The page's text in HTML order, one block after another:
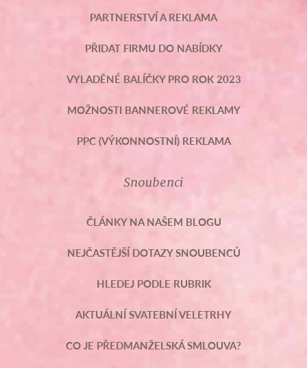
PARTNERSTVÍ A REKLAMA
PŘIDAT FIRMU DO NABÍDKY
VYLADĚNÉ BALÍČKY PRO ROK 2023
MOŽNOSTI BANNEROVÉ REKLAMY
PPC (VÝKONNOSTNÍ) REKLAMA
Snoubenci
ČLÁNKY NA NAŠEM BLOGU
NEJČASTĚJŠÍ DOTAZY SNOUBENCŮ
HLEDEJ PODLE RUBRIK
AKTUÁLNÍ SVATEBNÍ VELETRHY
CO JE PŘEDMANŽELSKÁ SMLOUVA?